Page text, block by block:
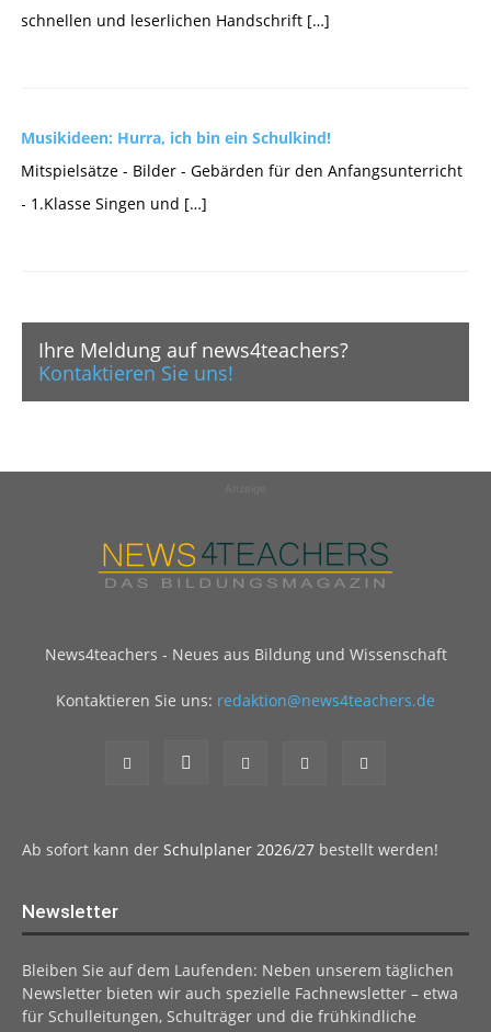
schnellen und leserlichen Handschrift […]
Musikideen: Hurra, ich bin ein Schulkind!
Mitspielsätze - Bilder - Gebärden für den Anfangsunterricht
- 1.Klasse Singen und […]
Ihre Meldung auf news4teachers?
Kontaktieren Sie uns!
News4teachers - Neues aus Bildung und Wissenschaft
Kontaktieren Sie uns: redaktion@news4teachers.de
Ab sofort kann der Schulplaner 2026/27 bestellt werden!
Newsletter
Bleiben Sie auf dem Laufenden: Neben unserem täglichen
Newsletter bieten wir auch spezielle Fachnewsletter – etwa
für Schulleitungen, Schulträger und die frühkindliche